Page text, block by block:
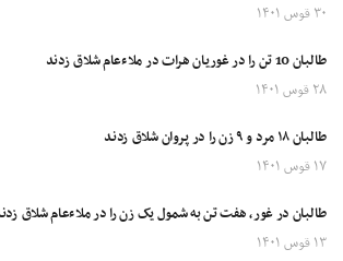
۳۰ قوس ۱۴۰۱
طالبان 10 تن را در غوریان هرات در ملاءعام شلاق زدند
۲۸ قوس ۱۴۰۱
طالبان ۱۸ مرد و ۹ زن را در پروان شلاق زدند
۱۷ قوس ۱۴۰۱
طالبان در غور، هفت تن به شمول یک زن را در ملاءعام شلاق
۱۳ قوس ۱۴۰۱